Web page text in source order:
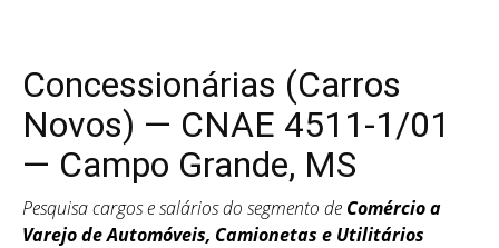
Concessionárias (Carros
Novos) — CNAE 4511-1/01
— Campo Grande, MS
Pesquisa cargos e salários do segmento de Comércio a
Varejo de Automóveis, Camionetas e Utilitários